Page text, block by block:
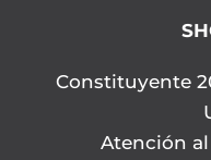
Constituyente
Atención al